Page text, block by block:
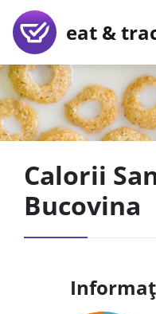
eat &
Calorii
Bucovina